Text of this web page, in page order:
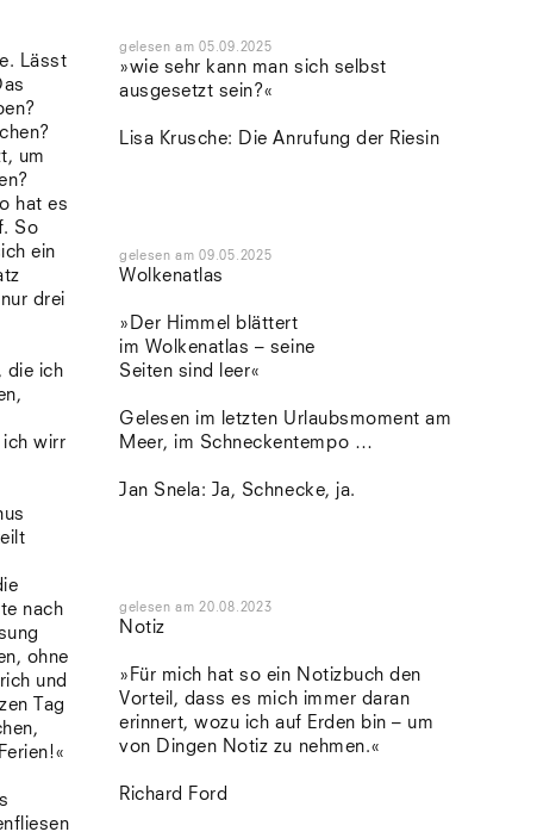
Lässt
um
hat es
So
ein
drei
die ich
ich wirr
nach
ohne
und
Tag
»wie sehr kann man sich selbst
ausgesetzt sein?«
Lisa Krusche: Die Anrufung der Riesin
gelesen am05.09.2025
Wolkenatlas
»Der Himmel blättert
im Wolkenatlas – seine
Seiten sind leer«
Gelesen im letzten Urlaubsmoment am
Meer, im Schneckentempo …
Jan Snela: Ja, Schnecke, ja.
gelesen am09.05.2025
Notiz
»Für mich hat so ein Notizbuch den
Vorteil, dass es mich immer daran
erinnert, wozu ich auf Erden bin – um
von Dingen Notiz zu nehmen.«
Richard Ford
gelesen am20.08.2023